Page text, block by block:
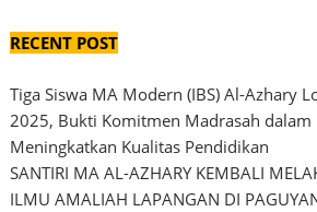
RECENT POST
Tiga Siswa MA Modern (IBS) Al-Azhary
2025, Bukti Komitmen Madrasah dalam
Meningkatkan Kualitas Pendidikan
SANTIRI MA AL-AZHARY KEMBALI
ILMU AMALIAH LAPANGAN DI